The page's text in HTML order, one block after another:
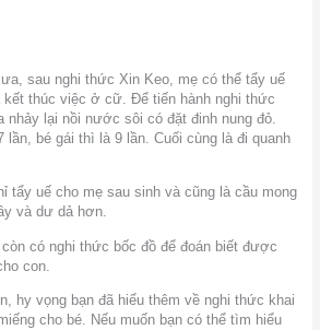
sau nghi thức Xin Keo, mẹ có thể tẩy uế
kết thúc việc ở cữ. Để tiến hành nghi thức
nhảy lại nồi nước sôi có đặt đinh nung đỏ.
lần, bé gái thì là 9 lần. Cuối cùng là đi quanh
tẩy uế cho mẹ sau sinh và cũng là cầu mong
và dư dả hơn.
có nghi thức bốc đồ để đoán biết được
con.
hy vọng bạn đã hiểu thêm về nghi thức khai
cho bé. Nếu muốn bạn có thể tìm hiểu